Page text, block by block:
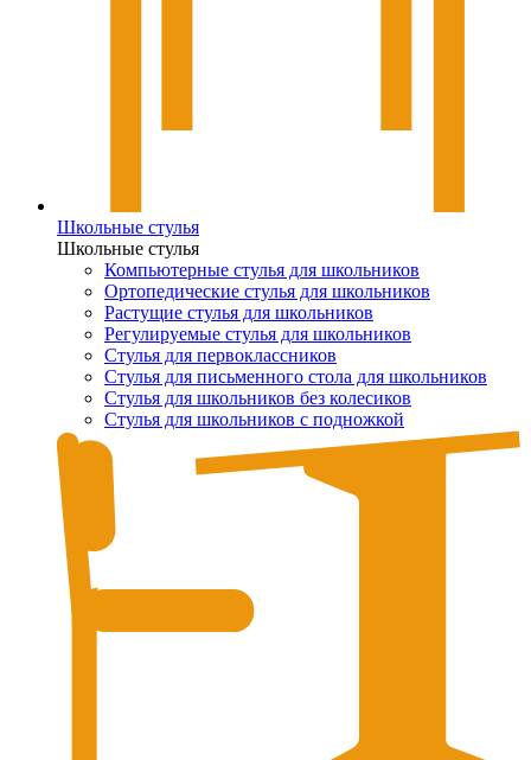
Школьные стулья
Школьные стулья
Компьютерные стулья для школьников
Ортопедические стулья для школьников
Растущие стулья для школьников
Регулируемые стулья для школьников
Стулья для первоклассников
Стулья для письменного стола для школьников
Стулья для школьников без колесиков
Стулья для школьников с подножкой